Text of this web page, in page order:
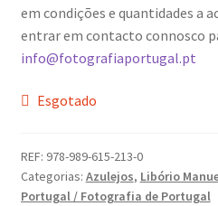
Ana Dias – Uma viagem ao
Évora
Encontros da Imagem
em condições e quantidades a
entrar em contacto connosco
info@fotografiaportugal.pt
Esgotado
REF: 978-989-615-213-0
Categorias: Azulejos, Libório
Portugal / Fotografia de Portugal